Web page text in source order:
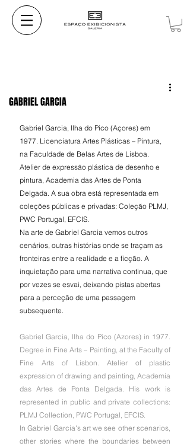
GABRIEL GARCIA
Gabriel Garcia, Ilha do Pico (Açores) em
1977. Licenciatura Artes Plásticas – Pintura,
na Faculdade de Belas Artes de Lisboa.
Atelier de expressão plástica de desenho e
pintura, Academia das Artes de Ponta
Delgada. A sua obra está representada em
coleções públicas e privadas: Coleção PLMJ,
PWC Portugal, EFCIS.
Na arte de Gabriel Garcia vemos outros
cenários, outras histórias onde se traçam as
fronteiras entre a realidade e a ficção. A
inquietação para uma narrativa continua, que
por vezes se esvai, deixando pistas abertas
para a perceção de uma passagem
subsequente.
Gabriel Garcia, Ilha do Pico (Azores) in 1977.
Degree in Fine Arts – Painting, at the Faculty of
Fine Arts of Lisbon. Atelier of plastic
expression of drawing and painting, Academia
das Artes de Ponta Delgada. His work is
represented in public and private collections:
PLMJ Collection, PWC Portugal, EFCIS.
In Gabriel Garcia's art we see other scenarios,
other stories where the boundaries between